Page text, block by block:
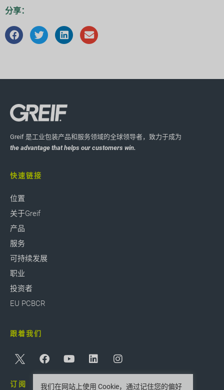
分享：
Greif 是工业包装产品和服务领域的全球领导者，致力于成为
the advantage that helps our customers win.
快速链接
位置
关于Greif
产品
服务
可持续发展
职业
投资者
EU PCBCR
跟着我们
订阅 我们在网站上使用 Cookie，通过记住您的偏好